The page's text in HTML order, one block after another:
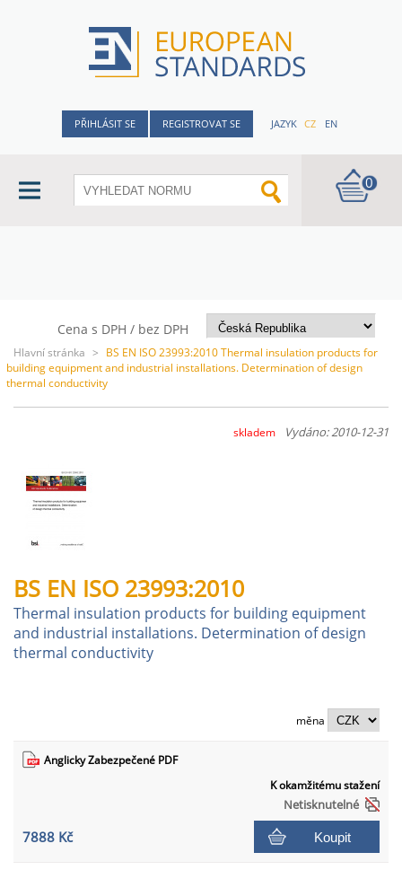
PŘIHLÁSIT SE REGISTROVAT SE JAZYK CZ EN
0
Cena s DPH / bez DPH
Hlavní stránka > BS EN ISO 23993:2010 Thermal insulation products for
building equipment and industrial installations. Determination of design
thermal conductivity
skladem Vydáno: 2010-12-31
BS EN ISO 23993:2010
Thermal insulation products for building equipment
and industrial installations. Determination of design
thermal conductivity
měna
Anglicky Zabezpečené PDF
K okamžitému stažení
Netisknutelné
7888 Kč Koupit